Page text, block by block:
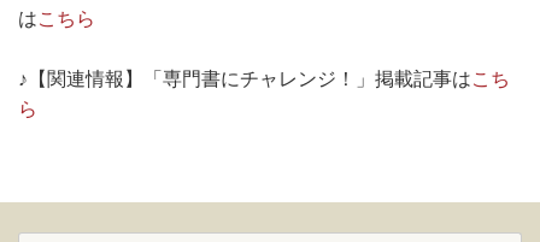
はこちら
♪【関連情報】「専門書にチャレンジ！」掲載記事はこち
ら